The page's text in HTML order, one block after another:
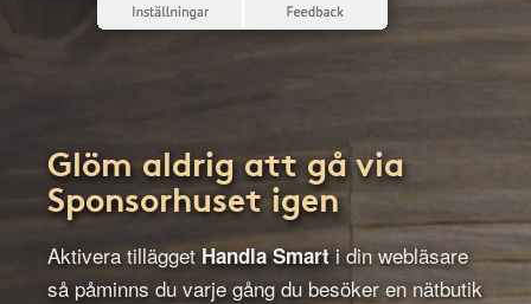
Glöm aldrig att gå via
Sponsorhuset igen
Aktivera tillägget Handla Smarti din webläsare
så påminns du varje gång du besöker en nätbutik